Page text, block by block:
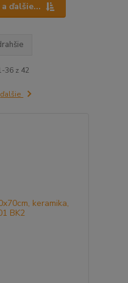
ďalšie...
36 z 42
ďalšie